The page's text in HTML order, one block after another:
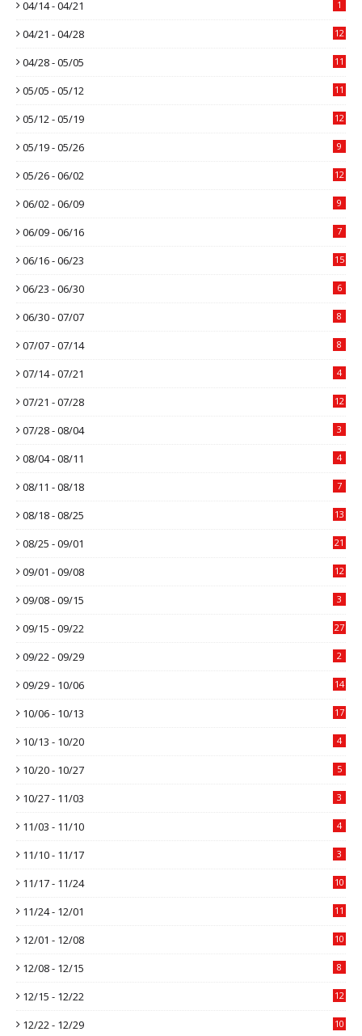
04/14 - 04/21 1
04/21 - 04/28 12
04/28 - 05/05 11
05/05 - 05/12 11
05/12 - 05/19 12
05/19 - 05/26 9
05/26 - 06/02 12
06/02 - 06/09 9
06/09 - 06/16 7
06/16 - 06/23 15
06/23 - 06/30 6
06/30 - 07/07 8
07/07 - 07/14 8
07/14 - 07/21 4
07/21 - 07/28 12
07/28 - 08/04 3
08/04 - 08/11 4
08/11 - 08/18 7
08/18 - 08/25 13
08/25 - 09/01 21
09/01 - 09/08 12
09/08 - 09/15 3
09/15 - 09/22 27
09/22 - 09/29 2
09/29 - 10/06 14
10/06 - 10/13 17
10/13 - 10/20 4
10/20 - 10/27 5
10/27 - 11/03 3
11/03 - 11/10 4
11/10 - 11/17 3
11/17 - 11/24 10
11/24 - 12/01 11
12/01 - 12/08 10
12/08 - 12/15 8
12/15 - 12/22 12
12/22 - 12/29 10